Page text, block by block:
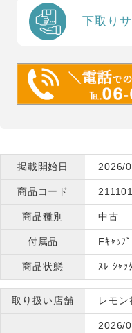
下取り
掲載開始日 2026/
商品コード
商品種別 中古
付属品 Fｷｬｯﾌﾟ
商品状態 ｽﾚ ｼｬｯ
取り扱い店舗 レモ
2026/